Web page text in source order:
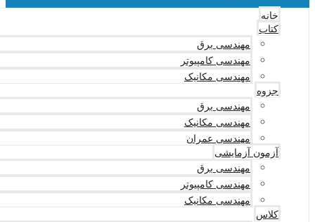
خانه
کتاب
مهندسی برق
مهندسی کامپیوتر
مهندسی مکانیک
جزوه
مهندسی برق
مهندسی مکانیک
مهندسی عمران
آزمون آزمایشی
مهندسی برق
مهندسی کامپیوتر
مهندسی مکانیک
کلاس